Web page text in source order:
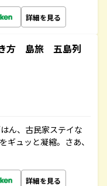
詳細を見る
方 島旅 五島列
ん、古民家ステイな
ギュッと凝縮。さあ、
詳細を見る